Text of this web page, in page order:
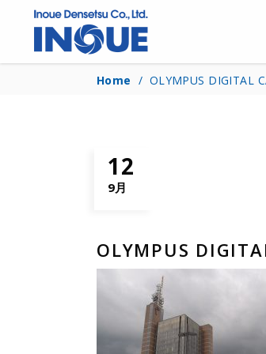
Home / OLYMPUS DIGITAL
12
9月
OLYMPUS